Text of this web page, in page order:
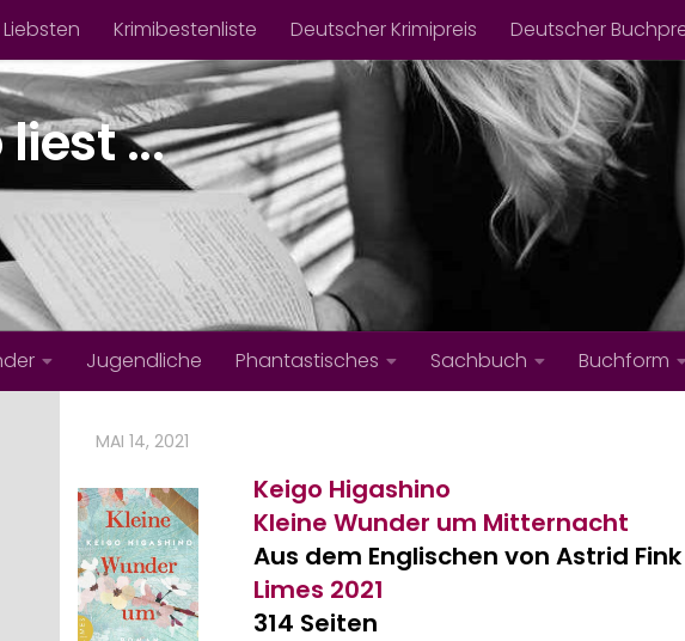
Krimibestenliste Deutscher Krimipreis Deutscher
...
Jugendliche Phantastisches Sachbuch Buchform
MAI 14, 2021
Keigo Higashino
Kleine Wunder um Mitternacht
Aus dem Englischen von Astrid Fink
Limes 2021
314 Seiten